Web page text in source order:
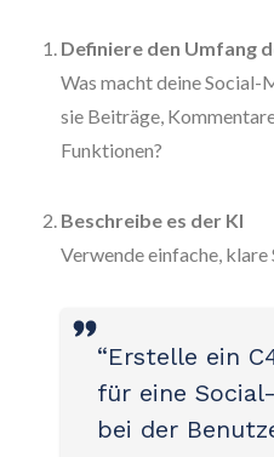
Definiere den Umfang
Was macht deine
sie Beiträge,
Funktionen?
Beschreibe es der KI
Verwende einfache, klare
“Erstelle ein
für eine
bei der